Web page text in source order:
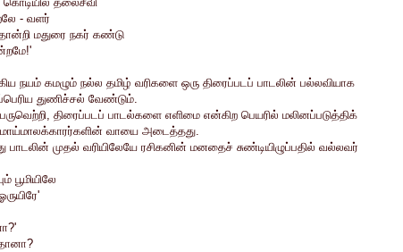
- வளர்
மதுரை நகர் கண்டு
நயம் கமழும் நல்ல தமிழ் வரிகளை ஒரு திரைப்படப் பாடலின் பல்லவியாக
துணிச்சல் வேண்டும்.
திரைப்படப் பாடல்களை எளிமை என்கிற பெயரில் மலினப்படுத்திக்
வாயை அடைத்தது.
முதல் வரியிலேயே ரசிகனின் மனதைச் சுண்டியிழுப்பதில் வல்லவர்
பூமியிலே